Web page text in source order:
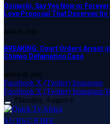
Osinachi, Say Yes Now or
Love Proposal That Deserves Its
APRIL 23, 2025
BREAKING: Court Orders Arrest
Chinwo Defamation Case
MARCH 20, 2025
Facebook X (Twitter) Instagram
Facebook X (Twitter) Instagram
Thursday, August 6
SUBSCRIBE